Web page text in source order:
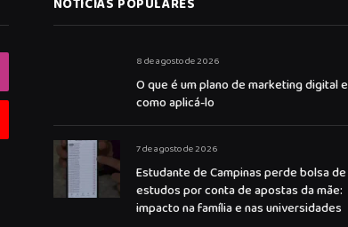
NOTICIAS POPULARES
8 de agosto de 2026
O que é um plano de marketing digital e
como aplicá-lo
7 de agosto de 2026
Estudante de Campinas perde bolsa de
estudos por conta de apostas da mãe:
impacto na família e nas universidades